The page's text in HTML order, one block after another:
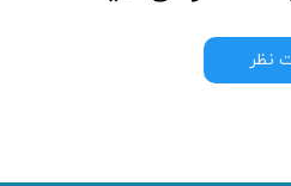
نظر